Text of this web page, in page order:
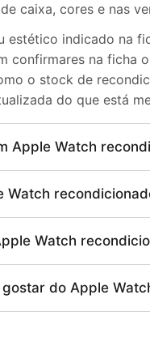
caixa, cores e nas
estético indicado na
confirmares na ficha
o stock de
do que está
Apple Watch
Watch
Watch
do Apple